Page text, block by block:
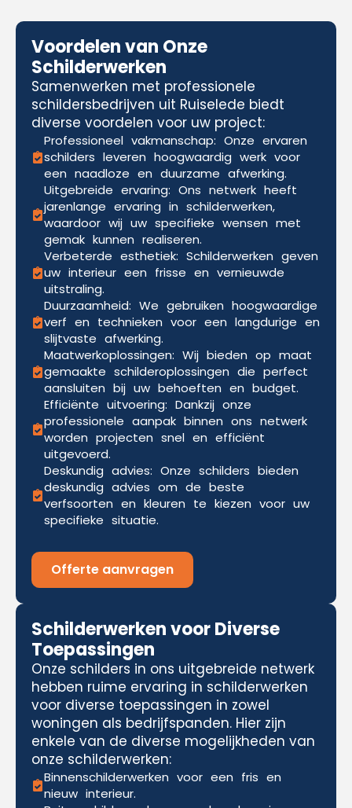
Voordelen van Onze
Schilderwerken
Samenwerken met professionele
schildersbedrijven uit Ruiselede biedt
diverse voordelen voor uw project:
Professioneel vakmanschap: Onze ervaren
schilders leveren hoogwaardig werk voor
een naadloze en duurzame afwerking.
Uitgebreide ervaring: Ons netwerk heeft
jarenlange ervaring in schilderwerken,
waardoor wij uw specifieke wensen met
gemak kunnen realiseren.
Verbeterde esthetiek: Schilderwerken geven
uw interieur een frisse en vernieuwde
uitstraling.
Duurzaamheid: We gebruiken hoogwaardige
verf en technieken voor een langdurige en
slijtvaste afwerking.
Maatwerkoplossingen: Wij bieden op maat
gemaakte schilderoplossingen die perfect
aansluiten bij uw behoeften en budget.
Efficiënte uitvoering: Dankzij onze
professionele aanpak binnen ons netwerk
worden projecten snel en efficiënt
uitgevoerd.
Deskundig advies: Onze schilders bieden
deskundig advies om de beste
verfsoorten en kleuren te kiezen voor uw
specifieke situatie.
Offerte aanvragen
Schilderwerken voor Diverse
Toepassingen
Onze schilders in ons uitgebreide netwerk
hebben ruime ervaring in schilderwerken
voor diverse toepassingen in zowel
woningen als bedrijfspanden. Hier zijn
enkele van de diverse mogelijkheden van
onze schilderwerken:
Binnenschilderwerken voor een fris en
nieuw interieur.